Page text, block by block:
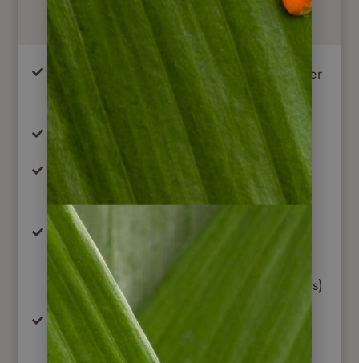
Im Preis enthalten
Unterkunft im Doppelzimmer (Standard oder
Superior) in angegebenen Hotels (o. ä)
Mahlzeiten laut Beschreibung
alle nötigen Transfers (spanischsprachiger
Fahrer ohne Reiseleitung)
City Tour in internationaler Gruppe und
englischsprachig (privat geführt &
deutschsprachig gegen 100,- Euro Aufpreis)
Ausflug zum Tigre Delta in internationaler
Gruppe (englischsprachig)